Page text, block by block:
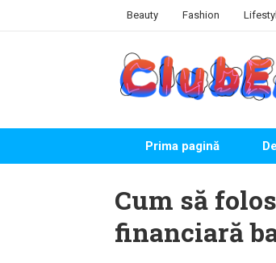
Beauty Fashion
Prima pagină
Cum să
financiară